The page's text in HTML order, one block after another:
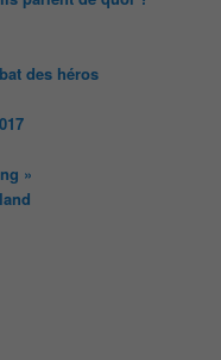
des héros
»